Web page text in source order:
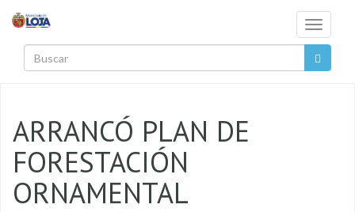
Toggle
ARRANCÓ PLAN DE
FORESTACIÓN
ORNAMENTAL